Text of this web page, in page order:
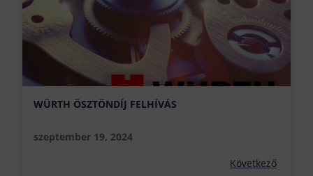
WÜRTH ÖSZTÖNDÍJ FELHÍVÁS
szeptember 19, 2024
Következő